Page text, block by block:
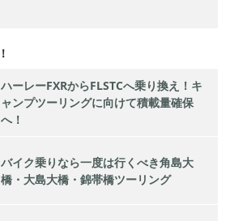
ハーレーFXRからFLSTCへ乗り換え！キ
ャンプツーリングに向けて積載量確保
へ！
バイク乗りなら一度は行くべき角島大
橋・大島大橋・錦帯橋ツーリング